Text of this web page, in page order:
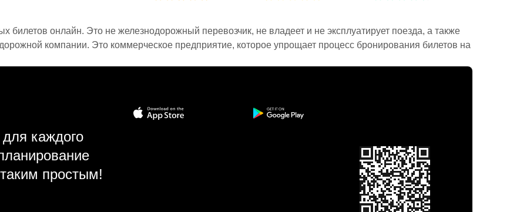
онлайн. Это не железнодорожный перевозчик, не владеет и не эксплуатирует поезда, а также
компании. Это коммерческое предприятие, которое упрощает процесс бронирования билетов на
каждого
простым!